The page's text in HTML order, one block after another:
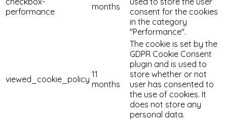
performance
months
consent for the cookies
in the category
"Performance".
viewed_cookie_policy 11
months
The cookie is set by the
GDPR Cookie Consent
plugin and is used to
store whether or not
user has consented to
the use of cookies. It
does not store any
personal data.